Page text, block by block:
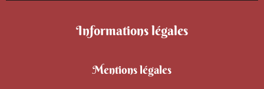
Informations légales
Mentions légales